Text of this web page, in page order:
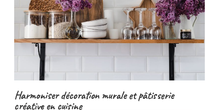
Harmoniser décoration murale et pâtisserie
créative en cuisine